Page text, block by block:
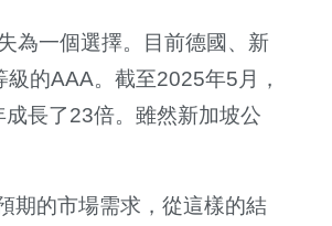
為一個選擇。目前德國、新
的AAA。截至2025年5月，
長了23倍。雖然新加坡公
期的市場需求，從這樣的結